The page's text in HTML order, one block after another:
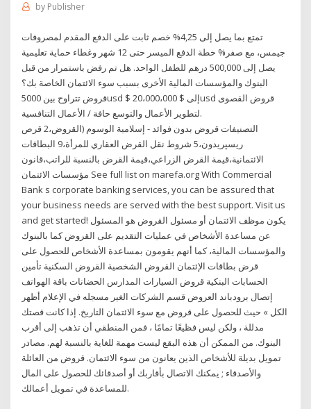
by Publisher
تمتع بما يصل إلى 4,25% خصم ثابت على الدفع المقدم لمصروفات
جيمس، مع صفر% خطة الدفع الميسر حتى 12 شهر وغطاء حماية تعليمية
يصل إلى 500,000 درهم للطفل الواحد. هل تم رفض باستمرار من قبل
البنوك والمؤسسات المالية الأخرى بسبب سوء الائتمان الخاصة بك؟
قروض تتراوح بين 5000usd $ إلى $ 20،000،000usd قروض القصوى
لتطوير الأعمال والتوسع حافة / الأعمال التنافسية.
التصنيفات قروض بدون فوائد - إسلامية الوسوم (القروض،2 قرص
ریسپریدون،5 شروط نقل القرض العقاري للمرأة،9 البطاقات
الائتمانية،قيمة القرض الزراعي،قيمة القرض بالنسبة للراتب،قانون
مؤسسات الائتمان See full list on marefa.org With Commercial
Bank s corporate banking services, you can be assured that
your business needs are served with the best support. Visit us
and get started! يكون موظف الائتمان أو مسئول القروض هو المسئول
عن مساعدة الأشخاص في عمليات التقديم على القروض كما بالبنوك
والمؤسسات المالية، كما أنهم يقومون بمساعدة الأشخاص للحصول على
قرض بطاقات الإئتمان القروض الشخصية القروض السكنية تأمين
الحسابات البنكية قروض السيارات المدارس الحضانات باقة الهواتف
إتصال برودباند العروض قسم الشركات الغير مسجله في الإعلام أظهر
الكل » حيث للحصول على قروض مع سوء الائتمان التاريخ. إذا كانت قصتك
مدللة ، ولكن ليس فظيعًا تمامًا ، فمن المنطقي أن تذهب إلى أقرب
البنوك. من الممكن أن هذه البقع ليست مهمة للغاية بالنسبة لهم. مصادر
تمويل بديلة للأشخاص الذين يعانون من سوء الائتمان. قروض من العائلة
والأصدقاء ; يمكنك الاتصال بأقاربك أو أصدقائك للحصول على المال
للمساعدة في تمويل أعمالك.